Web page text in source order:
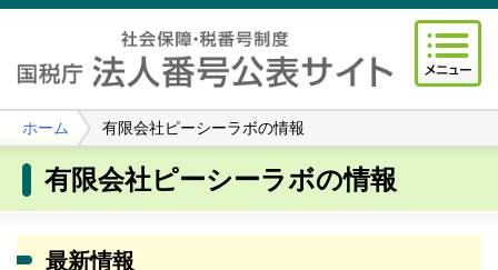
ホーム 有限会社ピーシーラボの情報
有限会社ピーシーラボの情報
最新情報